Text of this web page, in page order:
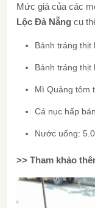
Mức giá của các
Lộc Đà Nẵng cụ
Bánh tráng thịt
Bánh tráng thịt
Mì Quảng tôm
Cá nục hấp
Nước uống:
>> Tham khảo